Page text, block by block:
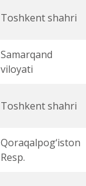
Toshkent shahri
Samarqand
viloyati
Toshkent shahri
Qoraqalpog‘iston
Resp.